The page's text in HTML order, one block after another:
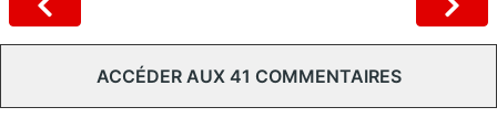
ACCÉDER AUX 41 COMMENTAIRES